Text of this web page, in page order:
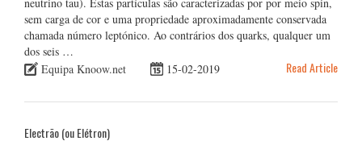
sem carga de cor e uma propriedade aproximadamente conservada
chamada número leptónico. Ao contrários dos quarks, qualquer um
dos seis …
Equipa Knoow.net
15-02-2019 Read Article
Electrão (ou Elétron)